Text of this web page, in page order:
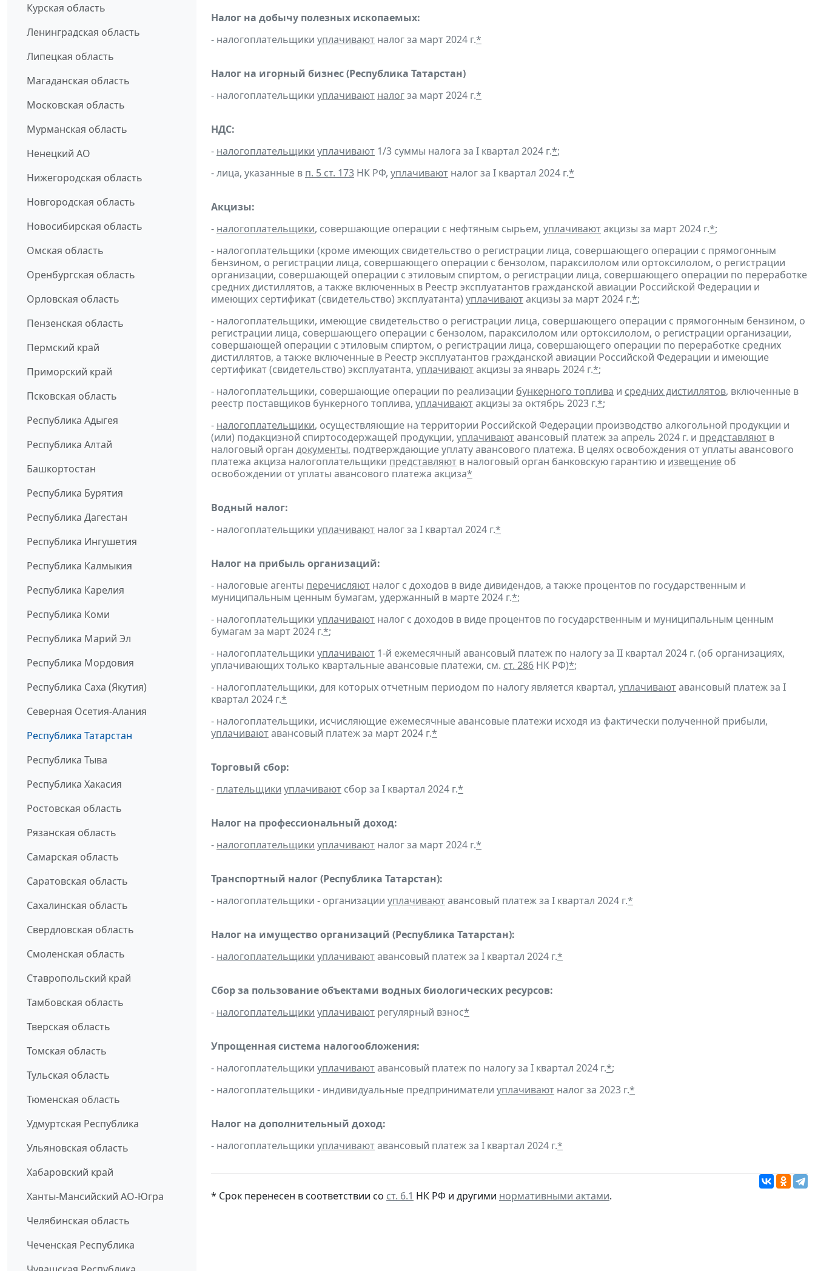
Курская область
Ленинградская область
Липецкая область
Магаданская область
Московская область
Мурманская область
Ненецкий АО
Нижегородская область
Новгородская область
Новосибирская область
Омская область
Оренбургская область
Орловская область
Пензенская область
Пермский край
Приморский край
Псковская область
Республика Адыгея
Республика Алтай
Башкортостан
Республика Бурятия
Республика Дагестан
Республика Ингушетия
Республика Калмыкия
Республика Карелия
Республика Коми
Республика Марий Эл
Республика Мордовия
Республика Саха (Якутия)
Северная Осетия-Алания
Республика Татарстан
Республика Тыва
Республика Хакасия
Ростовская область
Рязанская область
Самарская область
Саратовская область
Сахалинская область
Свердловская область
Смоленская область
Ставропольский край
Тамбовская область
Тверская область
Томская область
Тульская область
Тюменская область
Удмуртская Республика
Ульяновская область
Хабаровский край
Ханты-Мансийский АО-Югра
Челябинская область
Чеченская Республика
Налог на добычу полезных ископаемых:
- налогоплательщики уплачивают налог за март 2024 г.*
Налог на игорный бизнес (Республика Татарстан)
- налогоплательщики уплачивают налогза март 2024 г.*
НДС:
- налогоплательщики уплачивают 1/3 суммы налога за I квартал 2024 г.*;
- лица, указанные в п. 5 ст. 173 НК РФ, уплачивают налог за I квартал 2024 г.*
Акцизы:
- налогоплательщики, совершающие операции с нефтяным сырьем, уплачиваютакцизы за март 2024 г.*;
- налогоплательщики (кроме имеющих свидетельство о регистрации лица, совершающего операции с прямогонным
бензином, о регистрации лица, совершающего операции с бензолом, параксилолом или ортоксилолом, о регистрации
организации, совершающей операции с этиловым спиртом, о регистрации лица, совершающего операции по переработке
средних дистиллятов, а также включенных в Реестр эксплуатантов гражданской авиации Российской Федерации и
имеющих сертификат (свидетельство) эксплуатанта) уплачиваютакцизы за март 2024 г.*;
- налогоплательщики, имеющие свидетельство о регистрации лица, совершающего операции с прямогонным бензином, о
регистрации лица, совершающего операции с бензолом, параксилолом или ортоксилолом, о регистрации организации,
совершающей операции с этиловым спиртом, о регистрации лица, совершающего операции по переработке средних
дистиллятов, а также включенные в Реестр эксплуатантов гражданской авиации Российской Федерации и имеющие
сертификат (свидетельство) эксплуатанта, уплачиваютакцизы за январь 2024 г.*;
- налогоплательщики, совершающие операции по реализации бункерного топлива и средних дистиллятов, включенные в
реестр поставщиков бункерного топлива, уплачиваютакцизы за октябрь 2023 г.*;
- налогоплательщики, осуществляющие на территории Российской Федерации производство алкогольной продукции и
(или) подакцизной спиртосодержащей продукции, уплачиваютавансовый платеж за апрель 2024 г. и представляют в
налоговый орган документы, подтверждающие уплату авансового платежа. В целях освобождения от уплаты авансового
платежа акциза налогоплательщики представляют в налоговый орган банковскую гарантию и извещение об
освобождении от уплаты авансового платежа акциза*
Водный налог:
- налогоплательщики уплачивают налог за I квартал 2024 г.*
Налог на прибыль организаций:
- налоговые агенты перечисляют налог с доходов в виде дивидендов, а также процентов по государственным и
муниципальным ценным бумагам, удержанный в марте 2024 г.*;
- налогоплательщики уплачивают налог с доходов в виде процентов по государственным и муниципальным ценным
бумагам за март 2024 г.*;
- налогоплательщики уплачивают 1-й ежемесячный авансовый платеж по налогу за II квартал 2024 г. (об организациях,
уплачивающих только квартальные авансовые платежи, см. ст. 286 НК РФ)*;
- налогоплательщики, для которых отчетным периодом по налогу является квартал, уплачиваютавансовый платеж за I
квартал 2024 г.*
- налогоплательщики, исчисляющие ежемесячные авансовые платежи исходя из фактически полученной прибыли,
уплачиваютавансовый платеж за март 2024 г.*
Торговый сбор:
- плательщики уплачивают сбор за I квартал 2024 г.*
Налог на профессиональный доход:
- налогоплательщики уплачивают налог за март 2024 г.*
Транспортный налог (Республика Татарстан):
- налогоплательщики - организации уплачиваютавансовый платеж за I квартал 2024 г.*
Налог на имущество организаций (Республика Татарстан):
- налогоплательщики уплачиваютавансовый платеж за I квартал 2024 г.*
Сбор за пользование объектами водных биологических ресурсов:
- налогоплательщики уплачивают регулярный взнос*
Упрощенная система налогообложения:
- налогоплательщики уплачиваютавансовый платеж по налогу за I квартал 2024 г.*;
- налогоплательщики - индивидуальные предприниматели уплачивают налог за 2023 г.*
Налог на дополнительный доход:
- налогоплательщики уплачиваютавансовый платеж за I квартал 2024 г.*
* Срок перенесен в соответствии со ст. 6.1 НК РФ и другими нормативными актами.